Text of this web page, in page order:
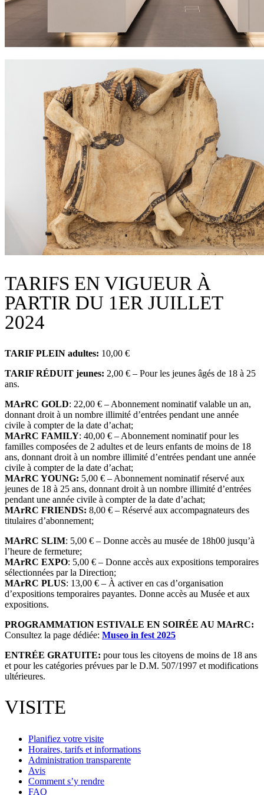
TARIFS EN VIGUEUR À
PARTIR DU 1ER JUILLET
2024
TARIF PLEIN adultes: 10,00 €
TARIF RÉDUIT jeunes: 2,00 € – Pour les jeunes âgés de 18 à 25
ans.
MArRC GOLD: 22,00 € – Abonnement nominatif valable un an,
donnant droit à un nombre illimité d’entrées pendant une année
civile à compter de la date d’achat;
MArRC FAMILY: 40,00 € – Abonnement nominatif pour les
familles composées de 2 adultes et de leurs enfants de moins de 18
ans, donnant droit à un nombre illimité d’entrées pendant une année
civile à compter de la date d’achat;
MArRC YOUNG: 5,00 € – Abonnement nominatif réservé aux
jeunes de 18 à 25 ans, donnant droit à un nombre illimité d’entrées
pendant une année civile à compter de la date d’achat;
MArRC FRIENDS: 8,00 € – Réservé aux accompagnateurs des
titulaires d’abonnement;
MArRC SLIM: 5,00 € – Donne accès au musée de 18h00 jusqu’à
l’heure de fermeture;
MArRC EXPO: 5,00 € – Donne accès aux expositions temporaires
sélectionnées par la Direction;
MArRC PLUS: 13,00 € – À activer en cas d’organisation
d’expositions temporaires payantes. Donne accès au Musée et aux
expositions.
PROGRAMMATION ESTIVALE EN SOIRÉE AU MArRC:
Consultez la page dédiée: Museo in fest 2025
ENTRÉE GRATUITE: pour tous les citoyens de moins de 18 ans
et pour les catégories prévues par le D.M. 507/1997 et modifications
ultérieures.
VISITE
Planifiez votre visite
Horaires, tarifs et informations
Administration transparente
Avis
Comment s’y rendre
FAQ